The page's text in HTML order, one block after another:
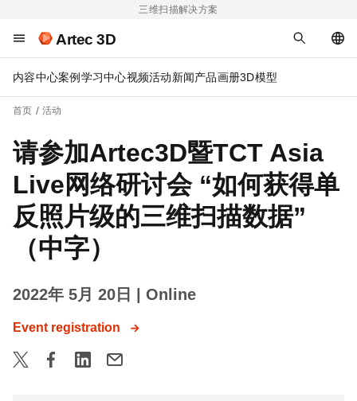
三维扫描解决方案
Artec 3D
内容中心案例 学习中心视频活动新闻产品画册3D模型
首页 活动
请参加Artec3D暨TCT Asia
Live网络研讨会 “如何获得单
反照片级的三维扫描数据”
（中字）
2022年 5月 20日 | Online
Event registration